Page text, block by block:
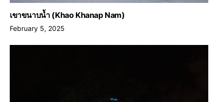
เขาขนาบน้ำ (Khao Khanap Nam)
February 5, 2025